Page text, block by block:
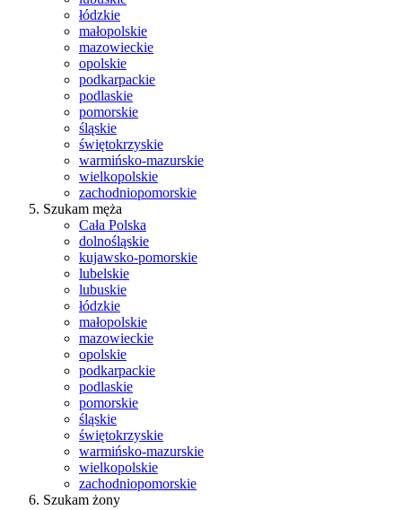
łódzkie
małopolskie
mazowieckie
opolskie
podkarpackie
podlaskie
pomorskie
śląskie
świętokrzyskie
warmińsko-mazurskie
wielkopolskie
zachodniopomorskie
Szukam męża
Cała Polska
dolnośląskie
kujawsko-pomorskie
lubelskie
lubuskie
łódzkie
małopolskie
mazowieckie
opolskie
podkarpackie
podlaskie
pomorskie
śląskie
świętokrzyskie
warmińsko-mazurskie
wielkopolskie
zachodniopomorskie
Szukam żony